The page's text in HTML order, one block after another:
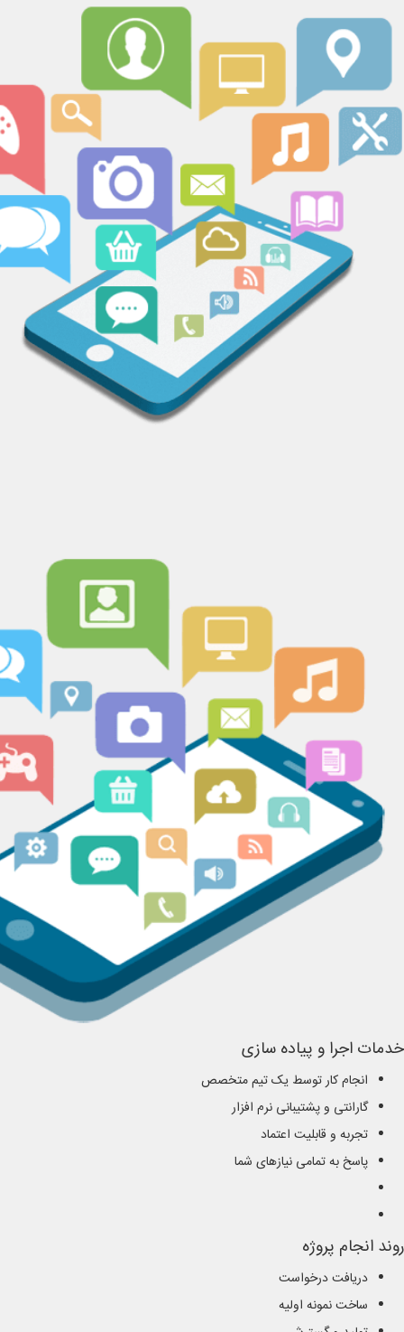
خدمات اجرا و پیاده سازی
انجام کار توسط یک تیم متخصص
گارانتی و پشتیبانی نرم افزار
تجربه و قابلیت اعتماد
پاسخ به تمامی نیازهای شما
روند انجام پروژه
دریافت درخواست
ساخت نمونه اولیه